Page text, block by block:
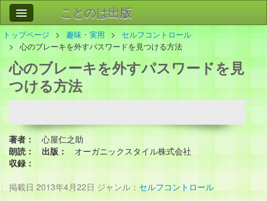
ことのは出版
作品
事業案内
会社情報
お問い合わせ
トップページ 趣味・実用
セルフコントロール
心のブレーキを外すパスワードを見つける方法
心のブレーキを外すパスワードを見
つける方法
著者：
心屋仁之助
朗読：
出版：
オーガニックスタイル株式会社
収録：
掲載日 2013年4月22日 ジャンル： セルフコントロール